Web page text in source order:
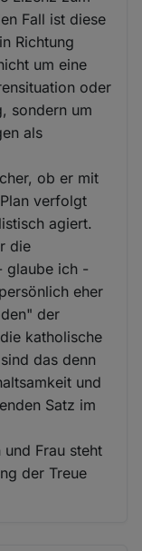
Fall ist diese
Richtung
um eine
oder
sondern um
als
ob er mit
verfolgt
agiert.
die
glaube ich -
eher
der
katholische
das denn
und
Satz im
Frau steht
der Treue